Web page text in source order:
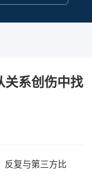
关系创伤中找
反复与第三方比